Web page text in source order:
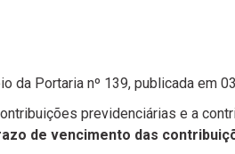
da Portaria nº 139, publicada
previdenciárias e a
de vencimento das